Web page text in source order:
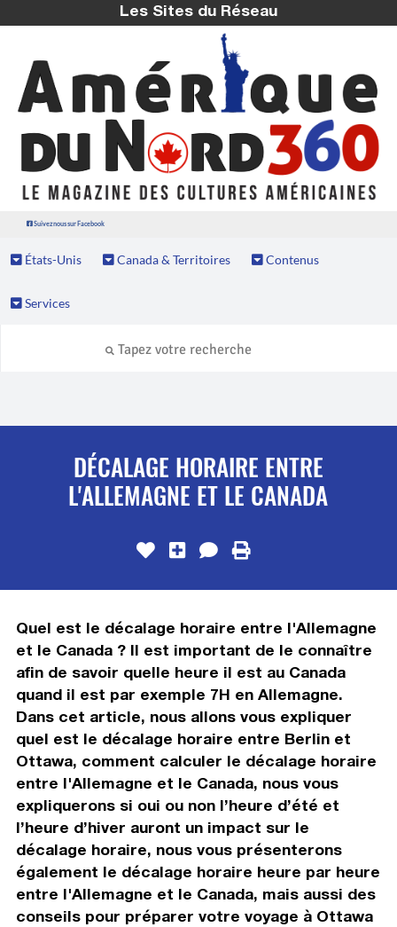
Les Sites du Réseau
Suivez nous sur Facebook
États-Unis Canada & Territoires Contenus
Services
DÉCALAGE HORAIRE ENTRE
L'ALLEMAGNE ET LE CANADA
Quel est le décalage horaire entre l'Allemagne
et le Canada ? Il est important de le connaître
afin de savoir quelle heure il est au Canada
quand il est par exemple 7H en Allemagne.
Dans cet article, nous allons vous expliquer
quel est le décalage horaire entre Berlin et
Ottawa, comment calculer le décalage horaire
entre l'Allemagne et le Canada, nous vous
expliquerons si oui ou non l’heure d’été et
l’heure d’hiver auront un impact sur le
décalage horaire, nous vous présenterons
également le décalage horaire heure par heure
entre l'Allemagne et le Canada, mais aussi des
conseils pour préparer votre voyage à Ottawa